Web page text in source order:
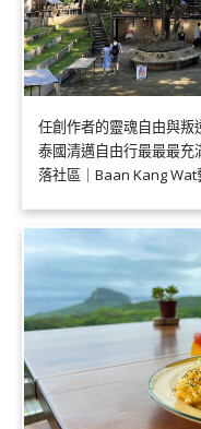
任創作者的靈魂自由與叛
泰國清邁自由行最最最充
落社區｜Baan Kang Wat